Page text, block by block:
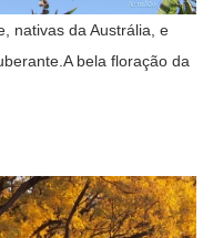
nativas da Austrália, e
bela floração da